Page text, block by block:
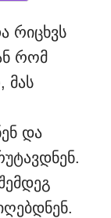
რიცხვს
რომ
მას
და